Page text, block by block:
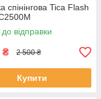
спінінгова Tica Flash
відправки
₴ 2 500 ₴
Купити